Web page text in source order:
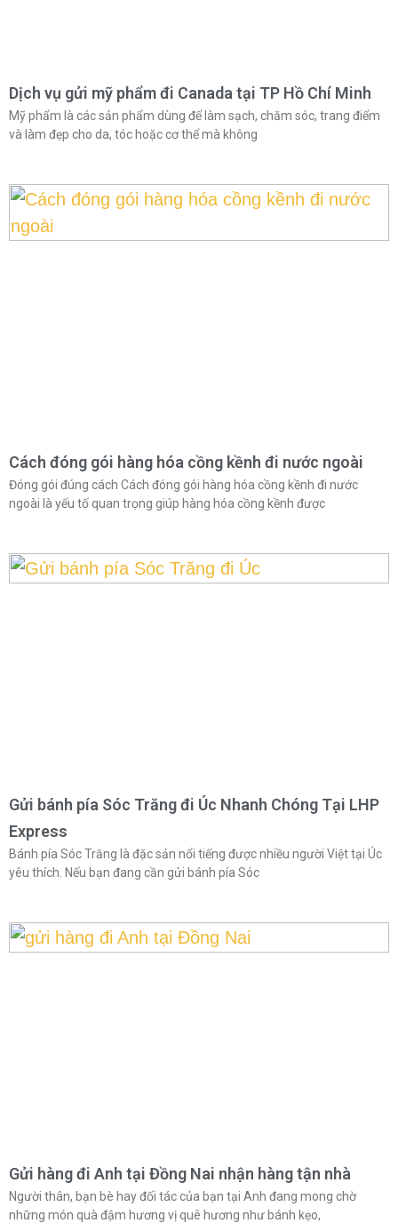
Dịch vụ gửi mỹ phẩm đi Canada tại TP Hồ Chí Minh
Mỹ phẩm là các sản phẩm dùng để làm sạch, chăm sóc, trang điểm
và làm đẹp cho da, tóc hoặc cơ thể mà không
Cách đóng gói hàng hóa cồng kềnh đi nước ngoài
Đóng gói đúng cách Cách đóng gói hàng hóa cồng kềnh đi nước
ngoài là yếu tố quan trọng giúp hàng hóa cồng kềnh được
Gửi bánh pía Sóc Trăng đi Úc Nhanh Chóng Tại LHP
Express
Bánh pía Sóc Trăng là đặc sản nổi tiếng được nhiều người Việt tại Úc
yêu thích. Nếu bạn đang cần gửi bánh pía Sóc
Gửi hàng đi Anh tại Đồng Nai nhận hàng tận nhà
Người thân, bạn bè hay đối tác của bạn tại Anh đang mong chờ
những món quà đậm hương vị quê hương như bánh kẹo,